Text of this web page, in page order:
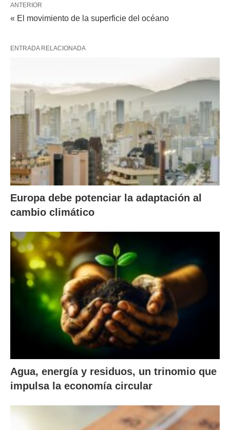
ANTERIOR
« El movimiento de la superficie del océano
ENTRADA RELACIONADA
Europa debe potenciar la adaptación al
cambio climático
Agua, energía y residuos, un trinomio que
impulsa la economía circular